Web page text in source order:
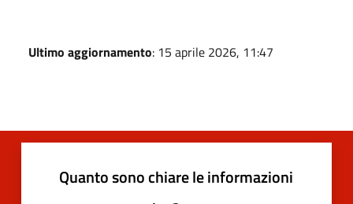
Ultimo aggiornamento: 15 aprile 2026, 11:47
Quanto sono chiare le informazioni